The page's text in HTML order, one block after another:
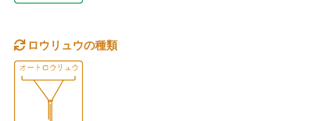
ロウリュウの種類